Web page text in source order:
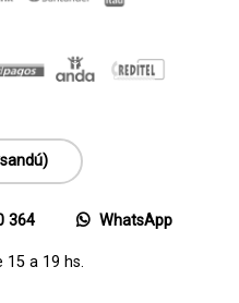
364 WhatsApp
15 a 19 hs.